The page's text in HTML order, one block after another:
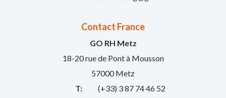
Contact France
GO RH Metz
18-20 rue de Pont à Mousson
57000 Metz
T:
(+33) 3 87 74 46 52